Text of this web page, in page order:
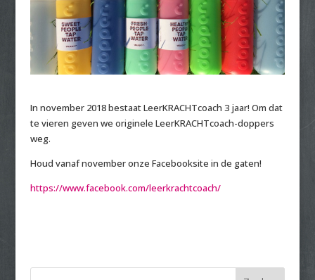
In november 2018 bestaat LeerKRACHTcoach 3 jaar! Om dat
te vieren geven we originele LeerKRACHTcoach-doppers
weg.
Houd vanaf november onze Facebooksite in de gaten!
https://www.facebook.com/leerkrachtcoach/